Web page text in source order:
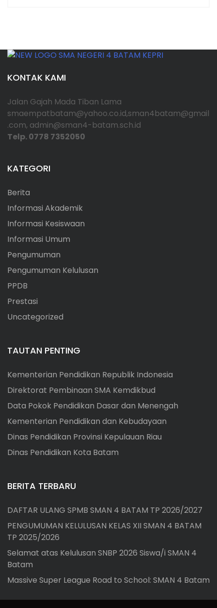
s
o
s
KONTAK KAMI
Jalan Gajah Mada Tiban Lama
smaempatbatam@yahoo.co.id,sman4batam@gmail
.com, admin@sman4-batam.sch.id
Telp. 0778 7352050
KATEGORI
Berita
Informasi Akademik
Informasi Kesiswaan
Informasi Umum
Pengumuman
Pengumuman Kelulusan
PPDB
Prestasi
Uncategorized
TAUTAN PENTING
Kementerian Pendidikan Republik Indonesia
Direktorat Pembinaan SMA Kemdikbud
Data Pokok Pendidikan Dasar dan Menengah
Kementerian Pendidikan dan Kebudayaan
Dinas Pendidikan Provinsi Kepulauan Riau
Dinas Pendidikan Kota Batam
BERITA TERBARU
DAFTAR ULANG SPMB SMAN 4 BATAM TP 2026/2027
PENGUMUMAN KELULUSAN KELAS XII SMAN 4 BATAM
TP 2025/2026
Selamat atas Kelulusan SNBP 2026 Siswa/i SMAN 4
Batam
Massive Super League Road to School: SMAN 4 Batam